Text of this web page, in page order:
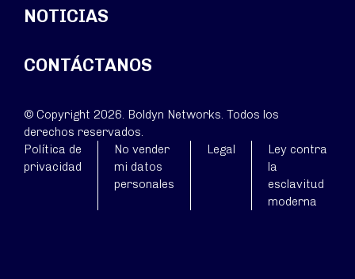
NOTICIAS
CONTÁCTANOS
© Copyright 2026. Boldyn Networks. Todos los
derechos reservados.
Política de
privacidad
No vender
mi datos
personales
Legal
Ley contra
la
esclavitud
moderna